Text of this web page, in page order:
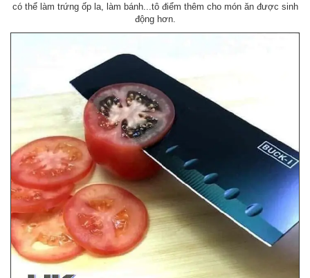
có thể làm trứng ốp la, làm bánh...tô điểm thêm cho món ăn được sinh
động hơn.